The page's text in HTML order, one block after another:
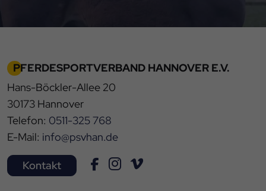
PFERDESPORTVERBAND HANNOVER E.V.
Hans-Böckler-Allee 20
30173 Hannover
Telefon: 0511-325 768
E-Mail: info@psvhan.de
Kontakt